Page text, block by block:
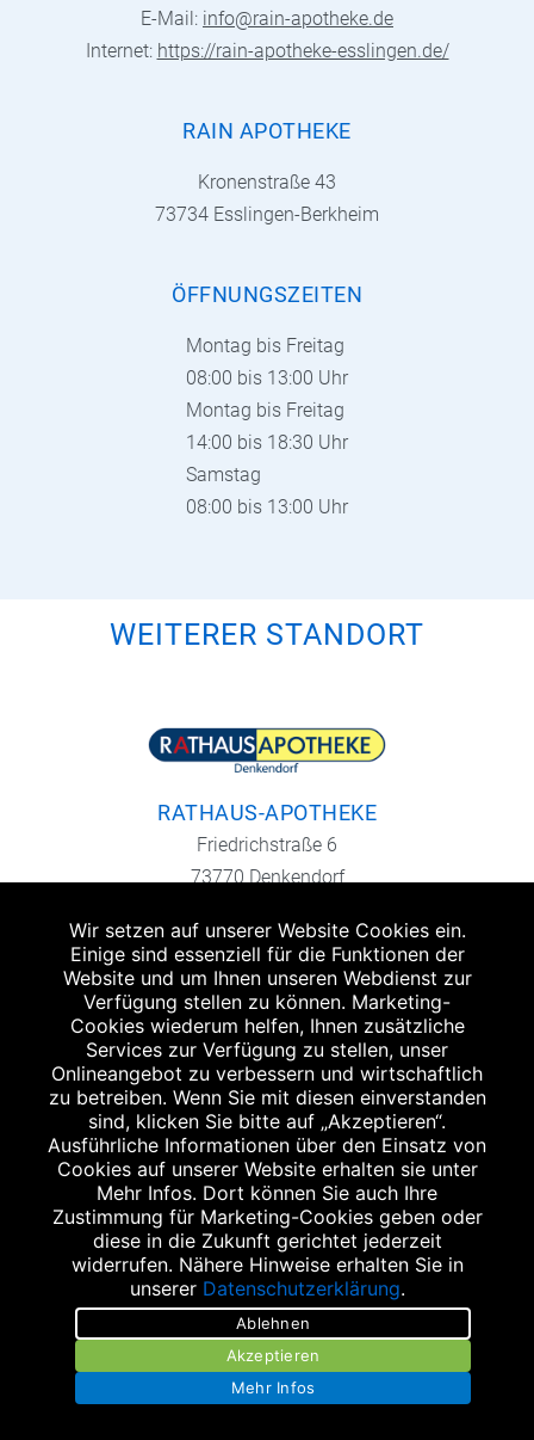
E-Mail: info@rain-apotheke.de
Internet: https://rain-apotheke-esslingen.de/
RAIN APOTHEKE
Kronenstraße 43
73734 Esslingen-Berkheim
ÖFFNUNGSZEITEN
Montag bis Freitag
08:00 bis 13:00 Uhr
Montag bis Freitag
14:00 bis 18:30 Uhr
Samstag
08:00 bis 13:00 Uhr
WEITERER STANDORT
RATHAUS-APOTHEKE
Friedrichstraße 6
73770 Denkendorf
Fax: 0711 3466870
rathaus-apotheke-denkendorf@t-online.de
Stellenangebote
Impressum
Datenschutz
Barrierefreiheit
Kontakt
Wir setzen auf unserer Website Cookies ein.
Einige sind essenziell für die Funktionen der
Website und um Ihnen unseren Webdienst zur
Verfügung stellen zu können. Marketing-
Cookies wiederum helfen, Ihnen zusätzliche
Services zur Verfügung zu stellen, unser
Onlineangebot zu verbessern und wirtschaftlich
zu betreiben. Wenn Sie mit diesen einverstanden
sind, klicken Sie bitte auf „Akzeptieren“.
Ausführliche Informationen über den Einsatz von
Cookies auf unserer Website erhalten sie unter
Mehr Infos. Dort können Sie auch Ihre
Zustimmung für Marketing-Cookies geben oder
diese in die Zukunft gerichtet jederzeit
widerrufen. Nähere Hinweise erhalten Sie in
unserer Datenschutzerklärung.
Ablehnen
Akzeptieren
Mehr Infos